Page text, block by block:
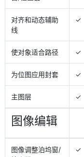
对齐和动态辅助
线
✓
使对象适合路径 ✓
为位图应用封套 ✓
主图层 ✓
图像编辑
图像调整泊坞窗/
✓